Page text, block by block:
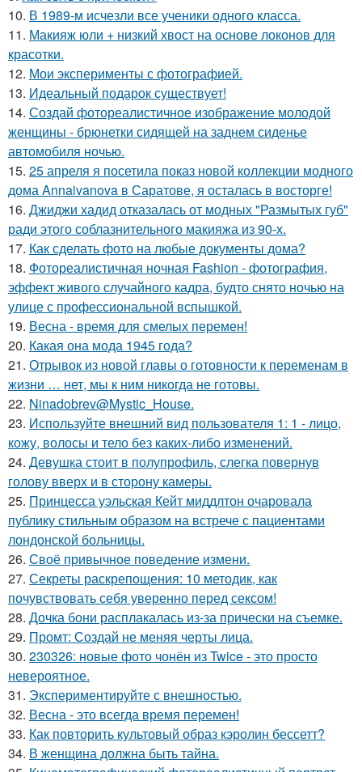
10. В 1989-м исчезли все ученики одного класса.
11. Макияж юли + низкий хвост на основе локонов для
красотки.
12. Мои эксперименты с фотографией.
13. Идеальный подарок существует!
14. Создай фотореалистичное изображение молодой
женщины - брюнетки сидящей на заднем сиденье
автомобиля ночью.
15. 25 апреля я посетила показ новой коллекции модного
дома Annaivanova в Саратове, я осталась в восторге!
16. Джиджи хадид отказалась от модных "Размытых губ"
ради этого соблазнительного макияжа из 90-х.
17. Как сделать фото на любые документы дома?
18. Фотореалистичная ночная Fashion - фотография,
эффект живого случайного кадра, будто снято ночью на
улице с профессиональной вспышкой.
19. Весна - время для смелых перемен!
20. Какая она мода 1945 года?
21. Отрывок из новой главы о готовности к переменам в
жизни … нет, мы к ним никогда не готовы.
22. Ninadobrev@Mystic_House.
23. Используйте внешний вид пользователя 1: 1 - лицо,
кожу, волосы и тело без каких-либо изменений.
24. Девушка стоит в полупрофиль, слегка повернув
голову вверх и в сторону камеры.
25. Принцесса уэльская Кейт миддлтон очаровала
публику стильным образом на встрече с пациентами
лондонской больницы.
26. Своё привычное поведение измени.
27. Секреты раскрепощения: 10 методик, как
почувствовать себя уверенно перед сексом!
28. Дочка бони расплакалась из-за прически на съемке.
29. Промт: Создай не меняя черты лица.
30. 230326: новые фото чонён из Twice - это просто
невероятное.
31. Экспериментируйте с внешностью.
32. Весна - это всегда время перемен!
33. Как повторить культовый образ кэролин бессетт?
34. В женщина должна быть тайна.